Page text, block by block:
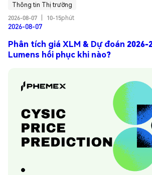
Thông tin Thị trường
2026-08-07
10-15phút
2026-08-07
Phân tích giá XLM & Dự đoán 2026-
Lumens hồi phục khi nào?